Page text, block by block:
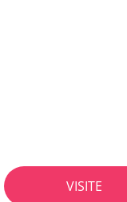
VISITE